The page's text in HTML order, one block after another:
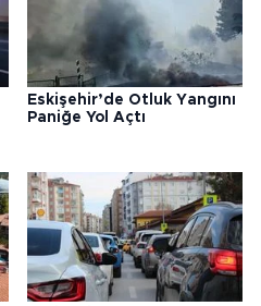
Eskişehir’de Otluk Yangını
Paniğe Yol Açtı